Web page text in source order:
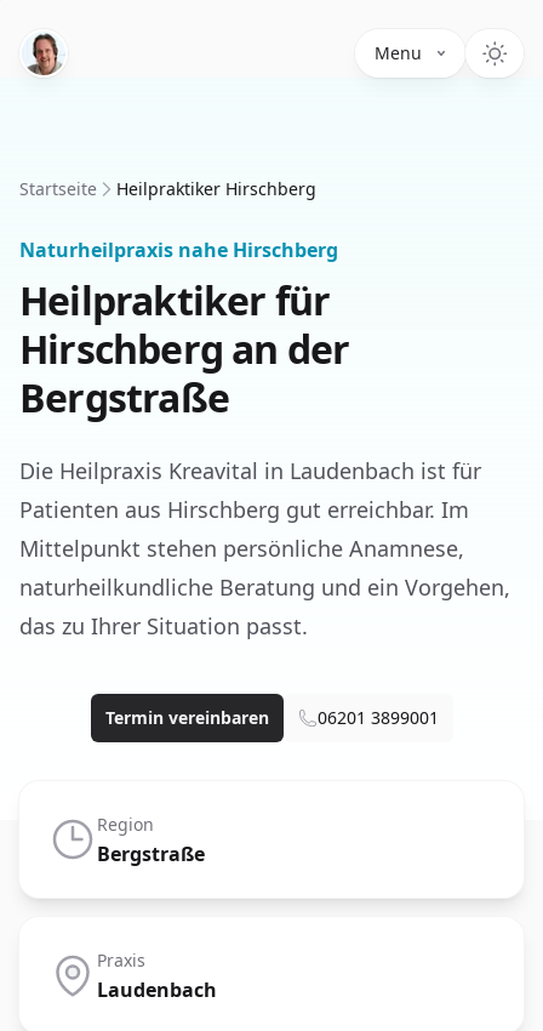
Menu
Startseite Heilpraktiker Hirschberg
Naturheilpraxis nahe Hirschberg
Heilpraktiker für
Hirschberg an der
Bergstraße
Die Heilpraxis Kreavital in Laudenbach ist für
Patienten aus Hirschberg gut erreichbar. Im
Mittelpunkt stehen persönliche Anamnese,
naturheilkundliche Beratung und ein Vorgehen,
das zu Ihrer Situation passt.
Termin vereinbaren 06201 3899001
Region
Bergstraße
Praxis
Laudenbach